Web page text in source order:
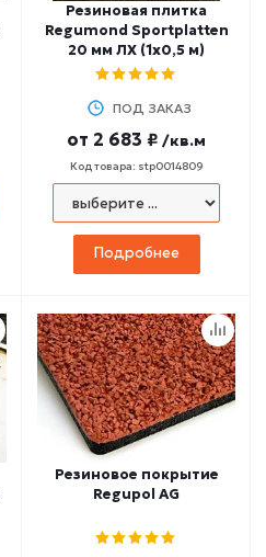
Резиновая плитка
Regumond Sportplatten
20 мм ЛХ (1х0,5 м)
ПОД ЗАКАЗ
от 2 683 ₽ /кв.м
Код товара: stp0014809
Подробнее
Резиновое покрытие
Regupol AG